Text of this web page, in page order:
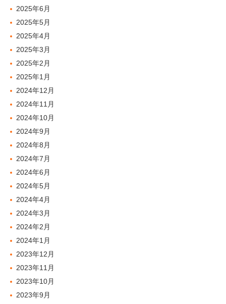
2025年6月
2025年5月
2025年4月
2025年3月
2025年2月
2025年1月
2024年12月
2024年11月
2024年10月
2024年9月
2024年8月
2024年7月
2024年6月
2024年5月
2024年4月
2024年3月
2024年2月
2024年1月
2023年12月
2023年11月
2023年10月
2023年9月